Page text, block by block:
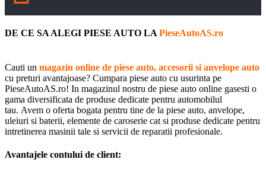
DE CE SA ALEGI PIESE AUTO LA PieseAutoAS.ro
Cauti un magazin online de piese auto, accesorii si anvelope auto
cu preturi avantajoase? Cumpara piese auto cu usurinta pe
PieseAutoAS.ro! In magazinul nostru de piese auto online gasesti o
gama diversificata de produse dedicate pentru automobilul
tau. Avem o oferta bogata pentru tine de la piese auto, anvelope,
uleiuri si baterii, elemente de caroserie cat si produse dedicate pentru
intretinerea masinii tale si servicii de reparatii profesionale.
Avantajele contului de client: